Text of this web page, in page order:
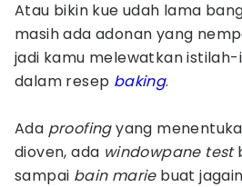
Atau bikin kue udah lama
masih ada adonan yang
jadi kamu melewatkan
dalam resep baking.
Ada proofingyang
dioven, ada windowpane test
sampai bain mariebuat jagain